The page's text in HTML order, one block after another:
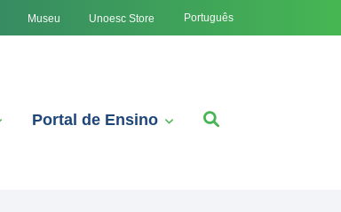
Museu Unoesc Store Português
Portal de Ensino